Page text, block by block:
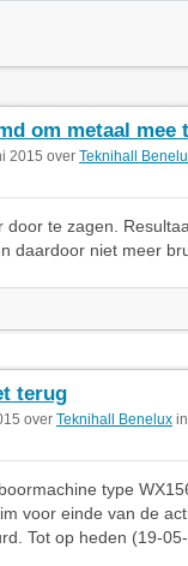
om metaal mee
2015 over Teknihall
te zagen.
daardoor niet meer
terug
over Teknihall Benelux
type
voor einde van de
Tot op heden (19-